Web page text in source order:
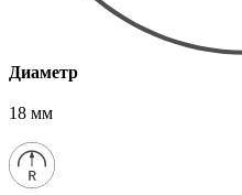
Диаметр
18 мм